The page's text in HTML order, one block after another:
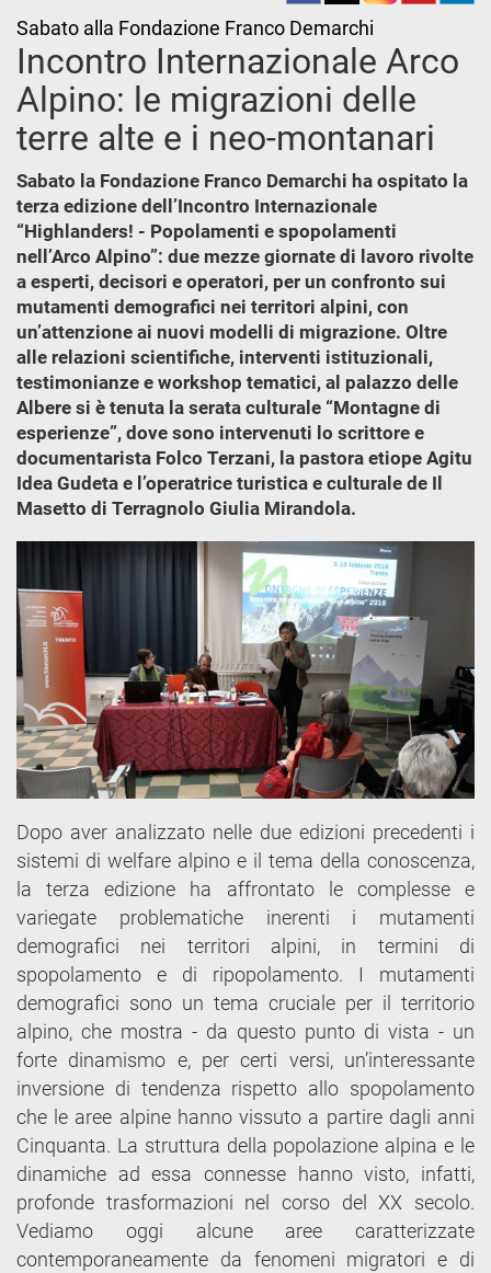
Sabato alla Fondazione Franco Demarchi
Incontro Internazionale Arco
Alpino: le migrazioni delle
terre alte e i neo-montanari
Sabato la Fondazione Franco Demarchi ha ospitato la
terza edizione dell’Incontro Internazionale
“Highlanders! - Popolamenti e spopolamenti
nell’Arco Alpino”: due mezze giornate di lavoro rivolte
a esperti, decisori e operatori, per un confronto sui
mutamenti demografici nei territori alpini, con
un’attenzione ai nuovi modelli di migrazione. Oltre
alle relazioni scientifiche, interventi istituzionali,
testimonianze e workshop tematici, al palazzo delle
Albere si è tenuta la serata culturale “Montagne di
esperienze”, dove sono intervenuti lo scrittore e
documentarista Folco Terzani, la pastora etiope Agitu
Idea Gudeta e l’operatrice turistica e culturale de Il
Masetto di Terragnolo Giulia Mirandola.
Dopo aver analizzato nelle due edizioni precedenti i
sistemi di welfare alpino e il tema della conoscenza,
la terza edizione ha affrontato le complesse e
variegate problematiche inerenti i mutamenti
demografici nei territori alpini, in termini di
spopolamento e di ripopolamento. I mutamenti
demografici sono un tema cruciale per il territorio
alpino, che mostra - da questo punto di vista - un
forte dinamismo e, per certi versi, un’interessante
inversione di tendenza rispetto allo spopolamento
che le aree alpine hanno vissuto a partire dagli anni
Cinquanta. La struttura della popolazione alpina e le
dinamiche ad essa connesse hanno visto, infatti,
profonde trasformazioni nel corso del XX secolo.
Vediamo oggi alcune aree caratterizzate
contemporaneamente da fenomeni migratori e di